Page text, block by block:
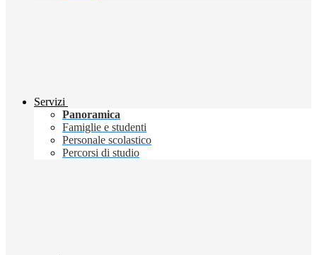
Servizi
Panoramica
Famiglie e studenti
Personale scolastico
Percorsi di studio